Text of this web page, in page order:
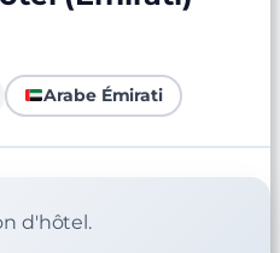
Arabe Émirati
d'hôtel.